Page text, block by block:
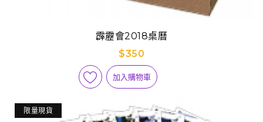
霹靂會2018桌曆
$350
加入購物車
限量現貨